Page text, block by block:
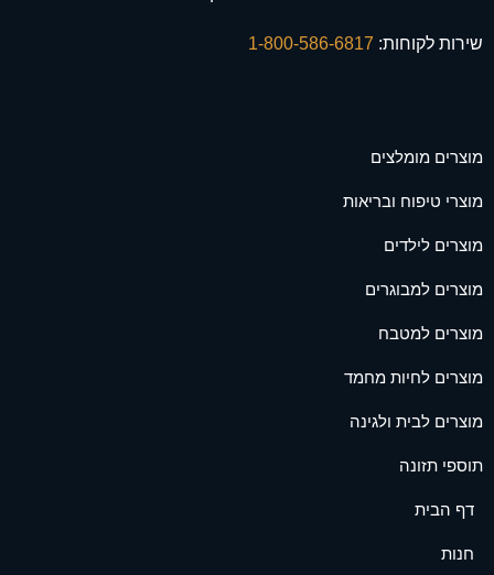
שירות לקוחות:
מוצרים מומלצים
מוצרי טיפוח ובריאות
מוצרים לילדים
מוצרים למבוגרים
מוצרים למטבח
מוצרים לחיות מחמד
מוצרים לבית ולגינה
תוספי תזונה
דף הבית
חנות